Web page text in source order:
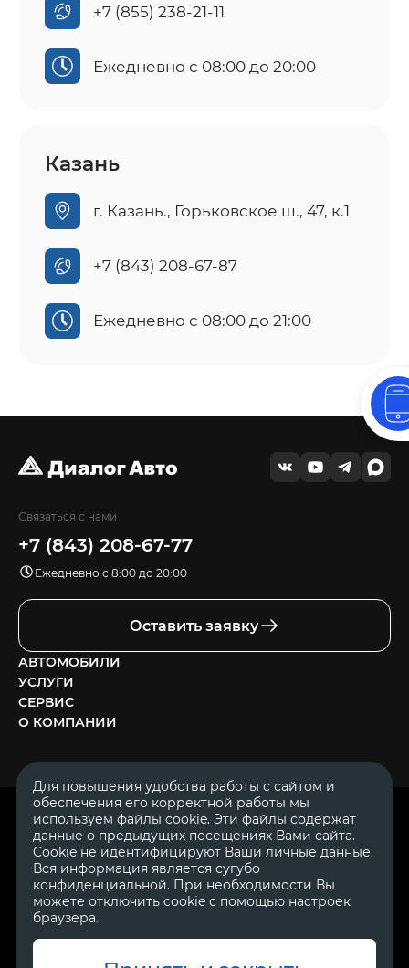
+7 (855) 238-21-11
Ежедневно с 08:00 до 20:00
Казань
г. Казань., Горьковское ш., 47, к.1
+7 (843) 208-67-87
Ежедневно с 08:00 до 21:00
Связаться с нами
+7 (843) 208-67-77
Ежедневно с 8:00 до 20:00
Оставить заявку
АВТОМОБИЛИ
УСЛУГИ
СЕРВИС
О КОМПАНИИ
© 2007—2026 «Диалог Авто» — автосалон. Все права защищены.
Обращаем Ваше внимание на то, что данный Интернет-сайт
носит исключительно информационный характер и ни при
каких условиях не является публичной офертой, определяемой
положениями Статьи 437 Гражданского Кодекса Российской
Федерации.Для получения подробной информации о
продажам автосалонов Диалог Авто. Для получения
ОГРН 1111644005153
ИНН 1644062657
Для повышения удобства работы с сайтом и
обеспечения его корректной работы мы
используем файлы cookie. Эти файлы содержат
данные о предыдущих посещениях Вами сайта.
Cookie не идентифицируют Ваши личные данные.
Вся информация является сугубо
конфиденциальной. При необходимости Вы
можете отключить cookie с помощью настроек
браузера.